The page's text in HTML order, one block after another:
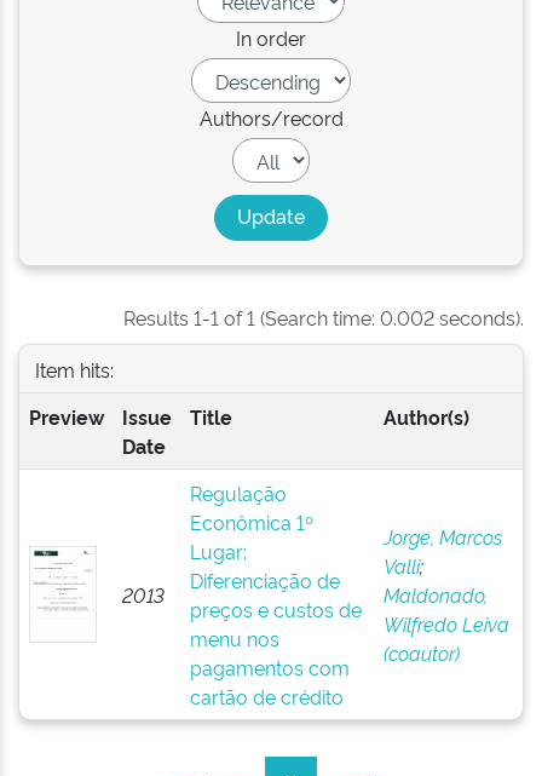
In order
Authors/record
Results 1-1 of 1 (Search time: 0.002 seconds).
Item hits:
Preview
Issue
Date
Title Author(s)
2013
Regulação
Econômica 1º
Lugar:
Diferenciação de
preços e custos de
menu nos
pagamentos com
cartão de crédito
Jorge, Marcos
Valli;
Maldonado,
Wilfredo Leiva
(coautor)